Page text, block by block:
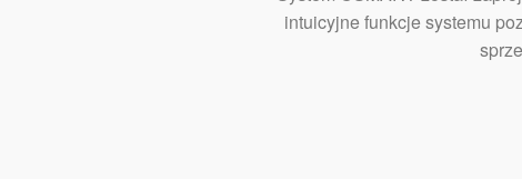
intuicyjne funkcje systemu